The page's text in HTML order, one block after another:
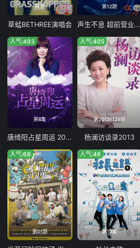
高清
草蜢BETHREE演唱会
第12期
声生不息 超前营业的港乐
第8集
人气:493
唐绮阳占星周运 2018
第20131129期
人气:405
杨澜访谈录2013
第01期
人气:68
第12集
人气:46